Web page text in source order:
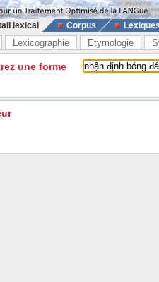
lexical Corpus
Lexicographie Etymologie
une forme